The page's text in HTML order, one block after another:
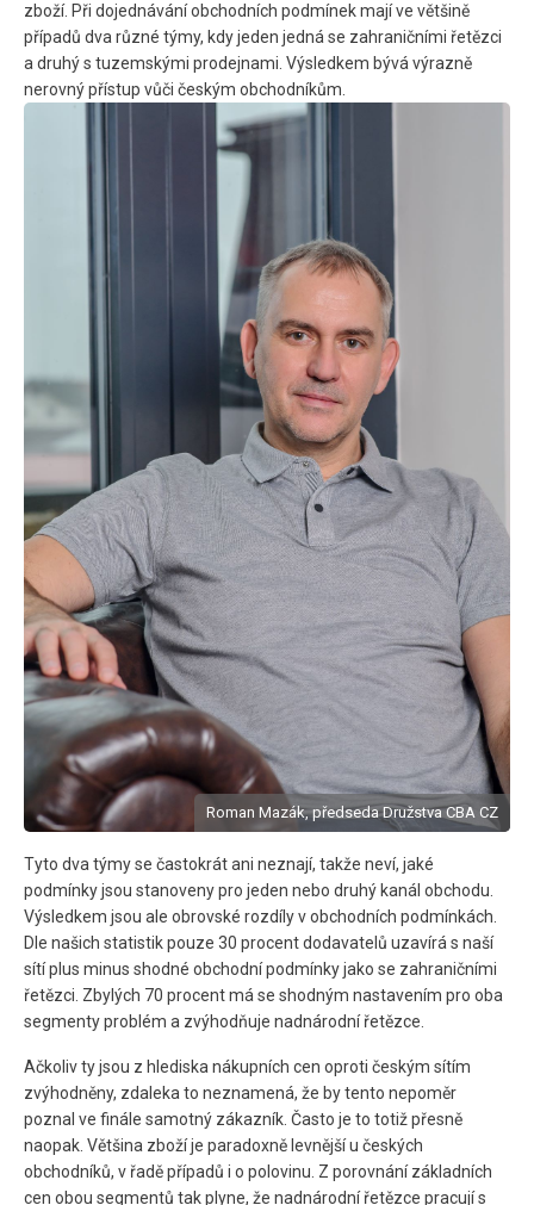
zboží. Při dojednávání obchodních podmínek mají ve většině
případů dva různé týmy, kdy jeden jedná se zahraničními řetězci
a druhý s tuzemskými prodejnami. Výsledkem bývá výrazně
nerovný přístup vůči českým obchodníkům.
Roman Mazák, předseda Družstva CBA CZ
Tyto dva týmy se častokrát ani neznají, takže neví, jaké
podmínky jsou stanoveny pro jeden nebo druhý kanál obchodu.
Výsledkem jsou ale obrovské rozdíly v obchodních podmínkách.
Dle našich statistik pouze 30 procent dodavatelů uzavírá s naší
sítí plus minus shodné obchodní podmínky jako se zahraničními
řetězci. Zbylých 70 procent má se shodným nastavením pro oba
segmenty problém a zvýhodňuje nadnárodní řetězce.
Ačkoliv ty jsou z hlediska nákupních cen oproti českým sítím
zvýhodněny, zdaleka to neznamená, že by tento nepoměr
poznal ve finále samotný zákazník. Často je to totiž přesně
naopak. Většina zboží je paradoxně levnější u českých
obchodníků, v řadě případů i o polovinu. Z porovnání základních
cen obou segmentů tak plyne, že nadnárodní řetězce pracují s